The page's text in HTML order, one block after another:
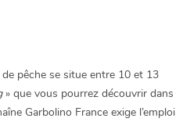
de pêche se situe entre 10 et 13
» que vous pourrez découvrir dans
Garbolino France exige l’emploi